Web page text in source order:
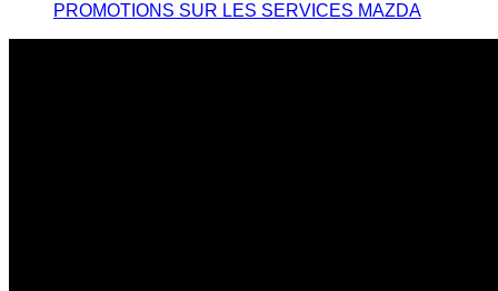
PROMOTIONS SUR LES SERVICES MAZDA